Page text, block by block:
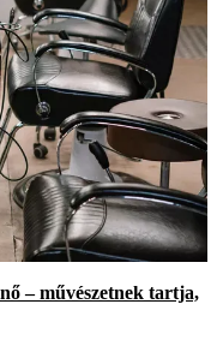
– művészetnek tartja,